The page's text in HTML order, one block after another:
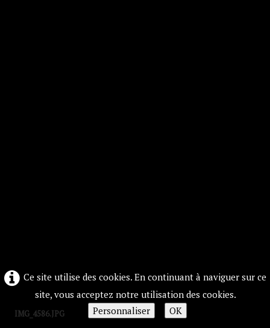
IMG_4586.JPG
Ce site utilise des cookies. En continuant à naviguer sur ce
site, vous acceptez notre utilisation des cookies.
Personnaliser
OK